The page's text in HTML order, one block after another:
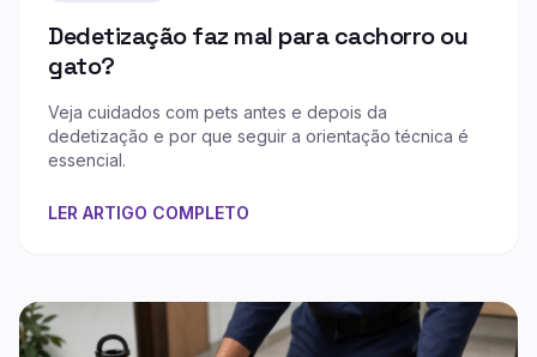
Dedetização faz mal para cachorro ou
gato?
Veja cuidados com pets antes e depois da
dedetização e por que seguir a orientação técnica é
essencial.
LER ARTIGO COMPLETO